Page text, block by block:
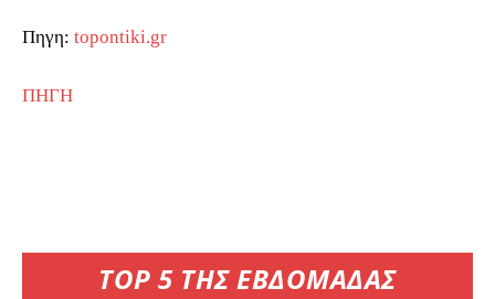
TOP 5 ΤΗΣ ΕΒΔΟΜΑΔΑΣ
Πηγη: topontiki.gr
ΠΗΓΗ